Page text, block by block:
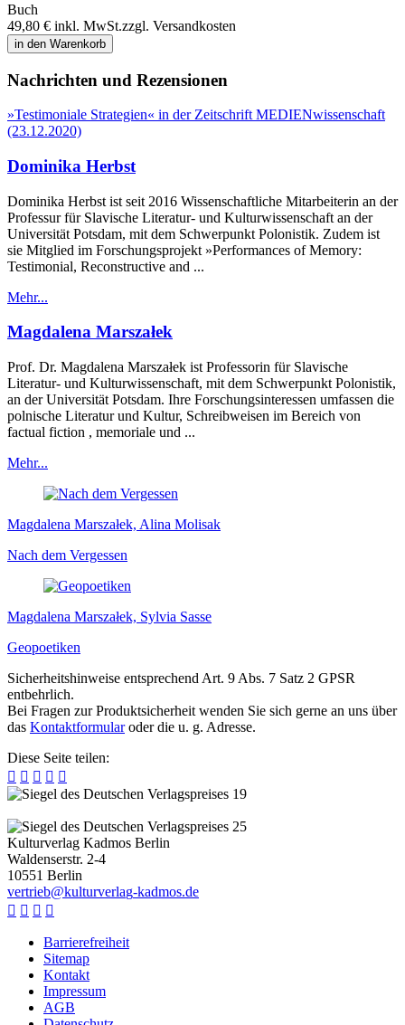
Buch
49,80 € inkl. MwSt.zzgl. Versandkosten
in den Warenkorb
Nachrichten und Rezensionen
»Testimoniale Strategien« in der Zeitschrift MEDIENwissenschaft
(23.12.2020)
Dominika Herbst
Dominika Herbst ist seit 2016 Wissenschaftliche Mitarbeiterin an der
Professur für Slavische Literatur- und Kulturwissenschaft an der
Universität Potsdam, mit dem Schwerpunkt Polonistik. Zudem ist
sie Mitglied im Forschungsprojekt »Performances of Memory:
Testimonial, Reconstructive and ...
Mehr...
Magdalena Marszałek
Prof. Dr. Magdalena Marszałek ist Professorin für Slavische
Literatur- und Kulturwissenschaft, mit dem Schwerpunkt Polonistik,
an der Universität Potsdam. Ihre Forschungsinteressen umfassen die
polnische Literatur und Kultur, Schreibweisen im Bereich von
factual fiction , memoriale und ...
Mehr...
Magdalena Marszałek, Alina Molisak
Nach dem Vergessen
Magdalena Marszałek, Sylvia Sasse
Geopoetiken
Sicherheitshinweise entsprechend Art. 9 Abs. 7 Satz 2 GPSR
entbehrlich.
Bei Fragen zur Produktsicherheit wenden Sie sich gerne an uns über
das Kontaktformularoder die u. g. Adresse.
Diese Seite teilen:
    
Kulturverlag Kadmos Berlin
Waldenserstr. 2-4
10551 Berlin
vertrieb@kulturverlag-kadmos.de
   
Barrierefreiheit
Sitemap
Kontakt
Impressum
AGB